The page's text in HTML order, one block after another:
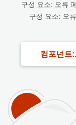
구성 요소: 오류
구성 요소: 오
컴포넌트: